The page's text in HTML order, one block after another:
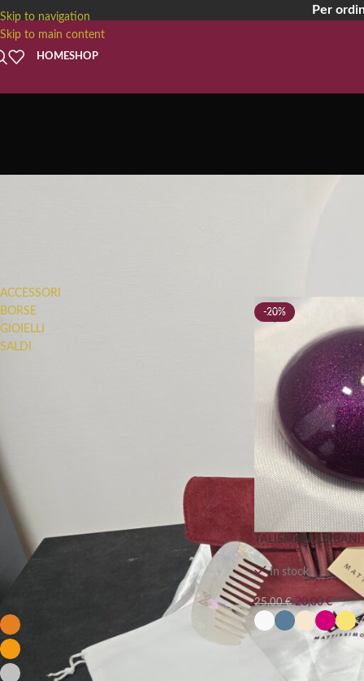
Skip to navigation
Skip to main content
Per
HOMESHOP
ACCESSORI
BORSE
GIOIELLI
SALDI
FILTRA PER COLORE
5
ARANCIONE
ARGENTO
-20%
TALISMANI URBANI
In stock
25,00€ 20,00€